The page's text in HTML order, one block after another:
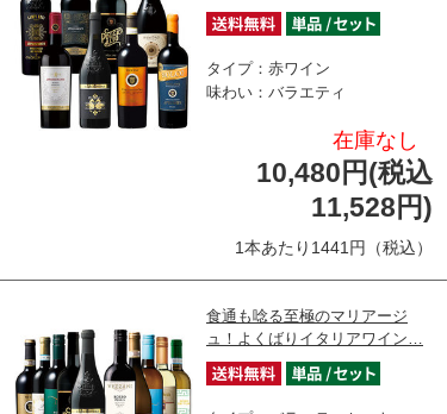
タイプ：赤ワイン
味わい：バラエティ
在庫なし
10,480円(税込
11,528円)
1本あたり1441円（税込）
食通も唸る至極のマリアージ
ュ！よくばりイタリアワイン…